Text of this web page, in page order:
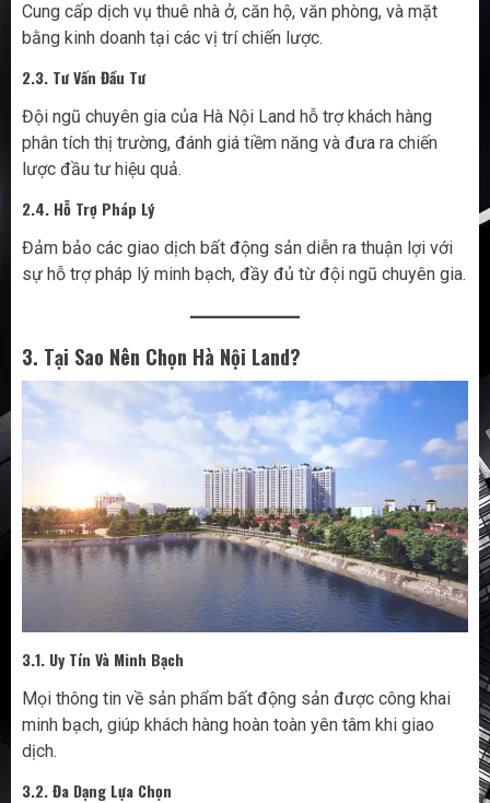
Cung cấp dịch vụ thuê nhà ở, căn hộ, văn phòng, và mặt
bằng kinh doanh tại các vị trí chiến lược.
2.3. Tư Vấn Đầu Tư
Đội ngũ chuyên gia của Hà Nội Land hỗ trợ khách hàng
phân tích thị trường, đánh giá tiềm năng và đưa ra chiến
lược đầu tư hiệu quả.
2.4. Hỗ Trợ Pháp Lý
Đảm bảo các giao dịch bất động sản diễn ra thuận lợi với
sự hỗ trợ pháp lý minh bạch, đầy đủ từ đội ngũ chuyên gia.
3. Tại Sao Nên Chọn Hà Nội Land?
3.1. Uy Tín Và Minh Bạch
Mọi thông tin về sản phẩm bất động sản được công khai
minh bạch, giúp khách hàng hoàn toàn yên tâm khi giao
dịch.
3.2. Đa Dạng Lựa Chọn